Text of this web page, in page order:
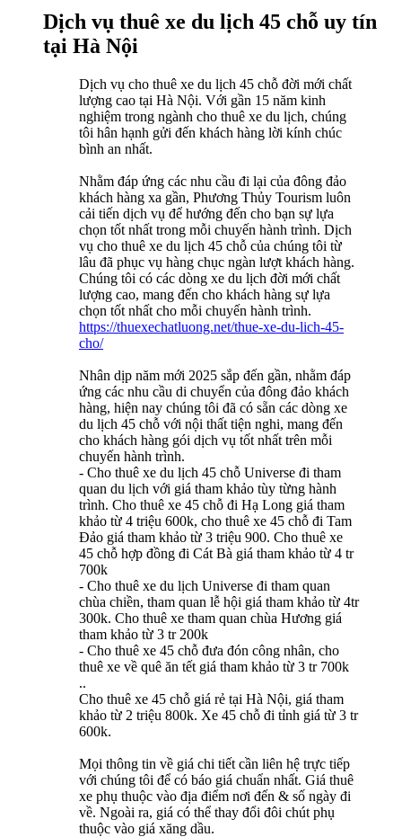
Dịch vụ thuê xe du lịch 45 chỗ uy tín
tại Hà Nội
Dịch vụ cho thuê xe du lịch 45 chỗ đời mới chất
lượng cao tại Hà Nội. Với gần 15 năm kinh
nghiệm trong ngành cho thuê xe du lịch, chúng
tôi hân hạnh gửi đến khách hàng lời kính chúc
bình an nhất.
Nhằm đáp ứng các nhu cầu đi lại của đông đảo
khách hàng xa gần, Phương Thủy Tourism luôn
cải tiến dịch vụ để hướng đến cho bạn sự lựa
chọn tốt nhất trong mỗi chuyến hành trình. Dịch
vụ cho thuê xe du lịch 45 chỗ của chúng tôi từ
lâu đã phục vụ hàng chục ngàn lượt khách hàng.
Chúng tôi có các dòng xe du lịch đời mới chất
lượng cao, mang đến cho khách hàng sự lựa
chọn tốt nhất cho mỗi chuyến hành trình.
https://thuexechatluong.net/thue-xe-du-lich-45-
cho/
Nhân dịp năm mới 2025 sắp đến gần, nhằm đáp
ứng các nhu cầu di chuyển của đông đảo khách
hàng, hiện nay chúng tôi đã có sẵn các dòng xe
du lịch 45 chỗ với nội thất tiện nghi, mang đến
cho khách hàng gói dịch vụ tốt nhất trên mỗi
chuyến hành trình.
- Cho thuê xe du lịch 45 chỗ Universe đi tham
quan du lịch với giá tham khảo tùy từng hành
trình. Cho thuê xe 45 chỗ đi Hạ Long giá tham
khảo từ 4 triệu 600k, cho thuê xe 45 chỗ đi Tam
Đảo giá tham khảo từ 3 triệu 900. Cho thuê xe
45 chỗ hợp đồng đi Cát Bà giá tham khảo từ 4 tr
700k
- Cho thuê xe du lịch Universe đi tham quan
chùa chiền, tham quan lễ hội giá tham khảo từ 4tr
300k. Cho thuê xe tham quan chùa Hương giá
tham khảo từ 3 tr 200k
- Cho thuê xe 45 chỗ đưa đón công nhân, cho
thuê xe về quê ăn tết giá tham khảo từ 3 tr 700k
..
Cho thuê xe 45 chỗ giá rẻ tại Hà Nội, giá tham
khảo từ 2 triệu 800k. Xe 45 chỗ đi tỉnh giá từ 3 tr
600k.
Mọi thông tin về giá chi tiết cần liên hệ trực tiếp
với chúng tôi để có báo giá chuẩn nhất. Giá thuê
xe phụ thuộc vào địa điểm nơi đến & số ngày đi
về. Ngoài ra, giá có thể thay đổi đôi chút phụ
thuộc vào giá xăng dầu.